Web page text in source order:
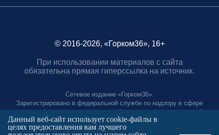
© 2016-2026, «Горком36», 16+
При использовании материалов с сайта
обязательна прямая гиперссылка на источник.
Сетевое издание «Горком36».
Зарегистрировано в федеральной службе по надзору в сфере
связи, информационных технологий и массовых коммуникаций.
Регистрационный номер ЭЛ № ФС77-88966 от 21 января 2025 г.
Учредитель: Муниципальное автономное учреждение "Агентство
Данный веб-сайт использует cookie-файлы в
целях предоставления вам лучшего